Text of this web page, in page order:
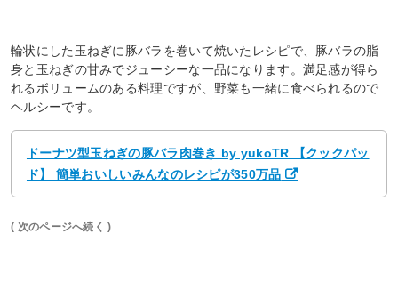
輪状にした玉ねぎに豚バラを巻いて焼いたレシピで、豚バラの脂
身と玉ねぎの甘みでジューシーな一品になります。満足感が得ら
れるボリュームのある料理ですが、野菜も一緒に食べられるので
ヘルシーです。
ドーナツ型玉ねぎの豚バラ肉巻き by yukoTR 【クックパッ
ド】 簡単おいしいみんなのレシピが350万品
( 次のページへ続く )